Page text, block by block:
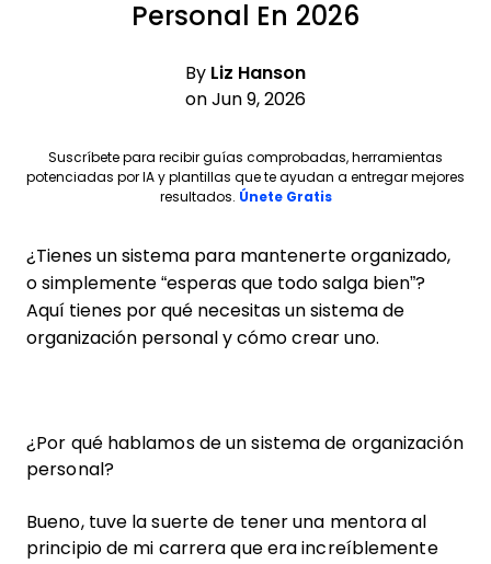
Personal En 2026
By Liz Hanson
on Jun 9, 2026
Suscríbete para recibir guías comprobadas, herramientas
potenciadas por IA y plantillas que te ayudan a entregar mejores
resultados. Únete GratisOpens new window
¿Tienes un sistema para mantenerte organizado,
o simplemente “esperas que todo salga bien”?
Aquí tienes por qué necesitas un sistema de
organización personal y cómo crear uno.
¿Por qué hablamos de un sistema de organización
personal?
Bueno, tuve la suerte de tener una mentora al
principio de mi carrera que era increíblemente